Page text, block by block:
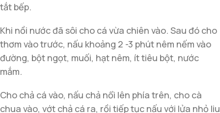
tắt bếp.
Khi nồi nước đã sôi cho cá vừa chiên vào. Sau đó cho
thơm vào trước, nấu khoảng 2 -3 phút nêm nếm vào
đường, bột ngọt, muối, hạt nêm, ít tiêu bột, nước
mắm.
Cho chả cá vào, nấu chả nổi lên phía trên, cho cà
chua vào, vớt chả cá ra, rồi tiếp tục nấu với lửa nhỏ liu